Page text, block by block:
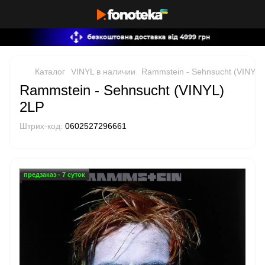
Каталог VINYL в наличии Rammstein - Sehnsucht (VINYL)
Rammstein - Sehnsucht (VINYL)
2LP
Штрих-код: 0602527296661
предзаказ - 7 суток